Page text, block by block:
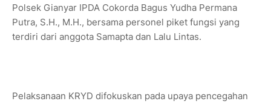
Polsek Gianyar IPDA Cokorda Bagus Yudha Permana
Putra, S.H., M.H., bersama personel piket fungsi yang
terdiri dari anggota Samapta dan Lalu Lintas.
Pelaksanaan KRYD difokuskan pada upaya pencegahan